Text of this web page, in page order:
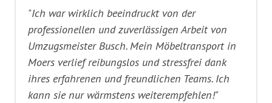
"Ich war wirklich beeindruckt von der
professionellen und zuverlässigen Arbeit von
Umzugsmeister Busch. Mein Möbeltransport in
Moers verlief reibungslos und stressfrei dank
ihres erfahrenen und freundlichen Teams. Ich
kann sie nur wärmstens weiterempfehlen!"